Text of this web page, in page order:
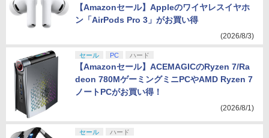
【Amazonセール】Appleのワイヤレスイヤホ
ン「AirPods Pro 3」がお買い得
(2026/8/3)
セール PC ハード
【Amazonセール】ACEMAGICのRyzen 7/Ra
deon 780MゲーミングミニPCやAMD Ryzen 7
ノートPCがお買い得！
(2026/8/1)
セール ハード